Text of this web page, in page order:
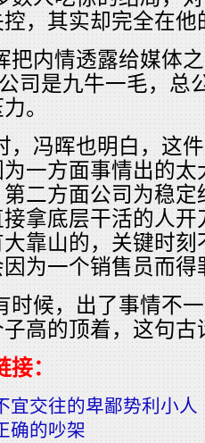
，其实却完全在
把内情透露给媒体
司是九牛一毛，总
。
，冯晖也明白，这
一方面事情出的
二方面公司为稳
拿底层干活的人
靠山的，关键时
因为一个销售员而得
时候，出了事情不
高的顶着，这句古
接：
宜交往的卑鄙势利小人
确的吵架